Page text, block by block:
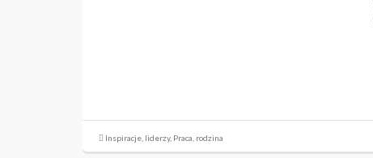
Inspiracje liderzy, Praca rodzina